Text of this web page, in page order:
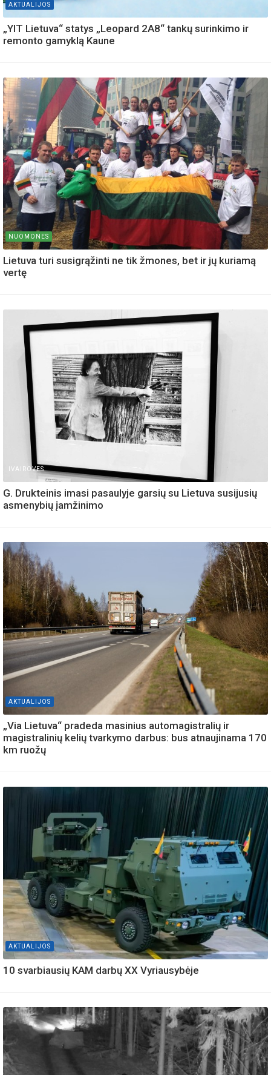
AKTUALIJOS
„YIT Lietuva“ statys „Leopard 2A8“ tankų surinkimo ir
remonto gamyklą Kaune
NUOMONES
Lietuva turi susigrąžinti ne tik žmones, bet ir jų kuriamą
vertę
IVAIROVES
G. Drukteinis imasi pasaulyje garsių su Lietuva susijusių
asmenybių įamžinimo
AKTUALIJOS
„Via Lietuva“ pradeda masinius automagistralių ir
magistralinių kelių tvarkymo darbus: bus atnaujinama 170
km ruožų
AKTUALIJOS
10 svarbiausių KAM darbų XX Vyriausybėje